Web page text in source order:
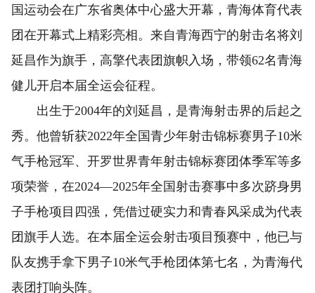
国运动会在广东省奥体中心盛大开幕，青海体育代表
团在开幕式上精彩亮相。来自青海西宁的射击名将刘
延昌作为旗手，高擎代表团旗帜入场，带领62名青海
健儿开启本届全运会征程。
出生于2004年的刘延昌，是青海射击界的后起之
秀。他曾斩获2022年全国青少年射击锦标赛男子10米
气手枪冠军、开罗世界青年射击锦标赛团体季军等多
项荣誉，在2024—2025年全国射击赛事中多次跻身男
子手枪项目四强，凭借过硬实力和青春风采成为代表
团旗手人选。在本届全运会射击项目预赛中，他已与
队友携手拿下男子10米气手枪团体第七名，为青海代
表团打响头阵。